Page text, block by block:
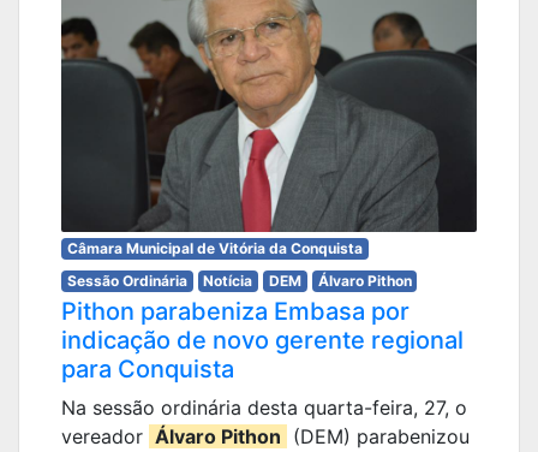
Câmara Municipal de Vitória da Conquista
Sessão Ordinária
Notícia DEM Álvaro Pithon
Pithon parabeniza Embasa por
indicação de novo gerente regional
para Conquista
Na sessão ordinária desta quarta-feira, 27, o
vereador Álvaro Pithon (DEM) parabenizou